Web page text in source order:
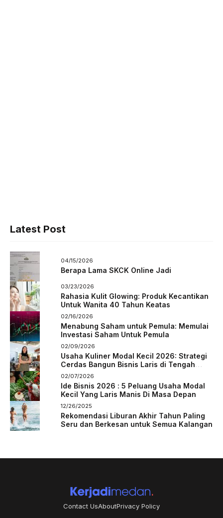
Latest Post
04/15/2026
Berapa Lama SKCK Online Jadi
03/23/2026
Rahasia Kulit Glowing: Produk Kecantikan
Untuk Wanita 40 Tahun Keatas
02/16/2026
Menabung Saham untuk Pemula: Memulai
Investasi Saham Untuk Pemula
02/09/2026
Usaha Kuliner Modal Kecil 2026: Strategi
Cerdas Bangun Bisnis Laris di Tengah
Persaingan
02/07/2026
Ide Bisnis 2026 : 5 Peluang Usaha Modal
Kecil Yang Laris Manis Di Masa Depan
12/26/2025
Rekomendasi Liburan Akhir Tahun Paling
Seru dan Berkesan untuk Semua Kalangan
Contact UsAboutPrivacy Policy